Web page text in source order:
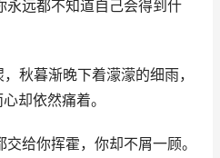
永远都不知道自己会得到什
秋暮渐晚下着濛濛的细雨，
却依然痛着。
给你挥霍，你却不屑一顾。